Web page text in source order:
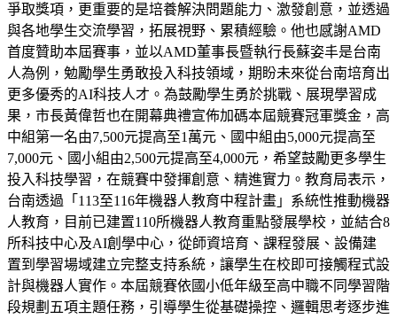
爭取獎項，更重要的是培養解決問題能力、激發創意，並透過
與各地學生交流學習，拓展視野、累積經驗。他也感謝AMD
首度贊助本屆賽事，並以AMD董事長暨執行長蘇姿丰是台南
人為例，勉勵學生勇敢投入科技領域，期盼未來從台南培育出
更多優秀的AI科技人才。為鼓勵學生勇於挑戰、展現學習成
果，市長黃偉哲也在開幕典禮宣佈加碼本屆競賽冠軍獎金，高
中組第一名由7,500元提高至1萬元、國中組由5,000元提高至
7,000元、國小組由2,500元提高至4,000元，希望鼓勵更多學生
投入科技學習，在競賽中發揮創意、精進實力。教育局表示，
台南透過「113至116年機器人教育中程計畫」系統性推動機器
人教育，目前已建置110所機器人教育重點發展學校，並結合8
所科技中心及AI創學中心，從師資培育、課程發展、設備建
置到學習場域建立完整支持系統，讓學生在校即可接觸程式設
計與機器人實作。本屆競賽依國小低年級至高中職不同學習階
段規劃五項主題任務，引導學生從基礎操控、邏輯思考逐步進